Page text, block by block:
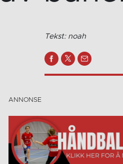
Tekst: noah